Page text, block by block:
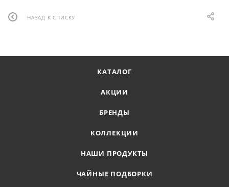
НАЗАД К СПИСКУ
КАТАЛОГ
АКЦИИ
БРЕНДЫ
КОЛЛЕКЦИИ
НАШИ ПРОДУКТЫ
ЧАЙНЫЕ ПОДБОРКИ